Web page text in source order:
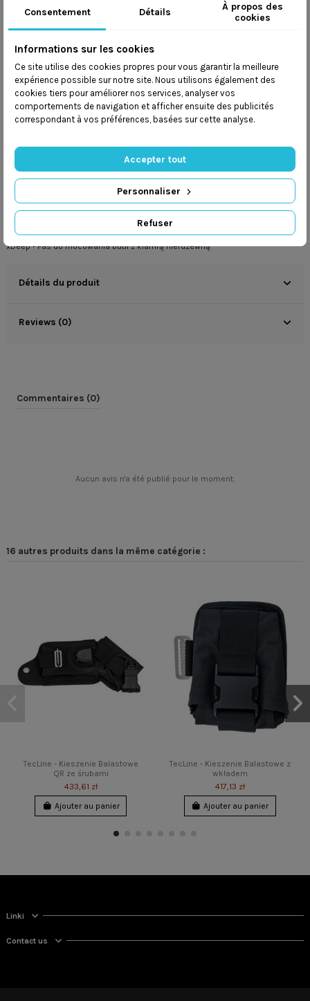
Wysyłamy nacały świat
Wysyłka w ciągu 48 godzin
Mamyprogram lojalnościowy
Dbamy obezpieczeństwo przesyłek
Description
xDeep - Pas do mocowania butli z klamrą nierdzewną
Détails du produit
Reviews (0)
Commentaires (0)
Aucun avis n'a été publié pour le moment.
16 autres produits dans la même catégorie :
TecLine - Kieszenie Balastowe
QR ze śrubami
433,61 zł
Ajouter au panier
TecLine - Kieszenie Balastowe z
wkładem
417,13 zł
Ajouter au panier
Linki
Contact us
Consentement Détails
À propos des
cookies
Informations sur les cookies
Ce site utilise des cookies propres pour vous garantir la meilleure
expérience possible sur notre site. Nous utilisons également des
cookies tiers pour améliorer nos services, analyser vos
comportements de navigation et afficher ensuite des publicités
correspondant à vos préférences, basées sur cette analyse.
Refuser
Personnaliser
Accepter tout